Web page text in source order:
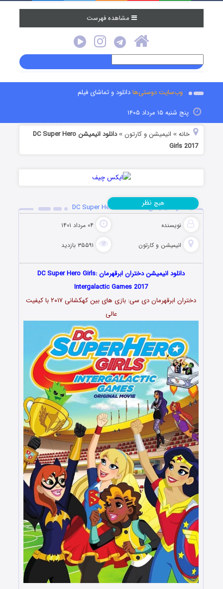
مشاهده فهرست
وب‌سایت دوستی‌هادانلود و تماشای فیلم
پنج شنبه ۱۵ مرداد ۱۴۰۵
خانه » انیمیشن و کارتون »
دانلود انیمیشن DC Super Hero
Girls 2017
دانلود انیمیشن DC Super Hero Girls 2017
نویسنده ۰۴ مرداد ۱۴۰۱
انیمیشن و کارتون ۳۵۵۹۱ بازدید
هیچ نظر
دانلود انیمیشن دختران ابرقهرمان DC Super Hero Girls:
Intergalactic Games 2017
دختران ابرقهرمان دی سی: بازی های بین کهکشانی ۲۰۱۷
با کیفیت
عالی